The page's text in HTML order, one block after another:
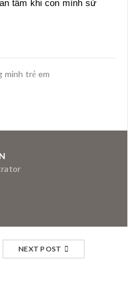
tâm khi con mình sử
minh trẻ em
NEXT POST